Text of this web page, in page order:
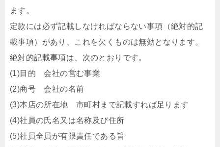
ます。
定款には必ず記載しなければならない事項（絶対的記
載事項）があり、これを欠くものは無効となります。
絶対的記載事項は、次のとおりです。
(1)目的 会社の営む事業
(2)商号 会社の名前
(3)本店の所在地 市町村まで記載すれば足ります
(4)社員の氏名又は名称及び住所
(5)社員全員が有限責任である旨